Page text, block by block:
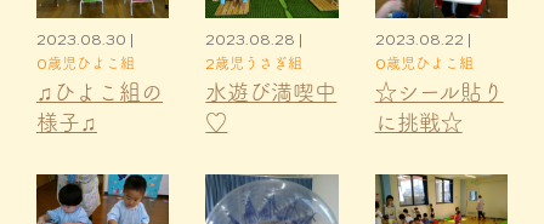
2023.08.30 |
0歳児ひよこ組
♫ひよこ組の
様子♫
2023.08.28 |
2歳児うさぎ組
水遊び満喫中
♡
2023.08.22 |
0歳児ひよこ組
☆シール貼り
に挑戦☆